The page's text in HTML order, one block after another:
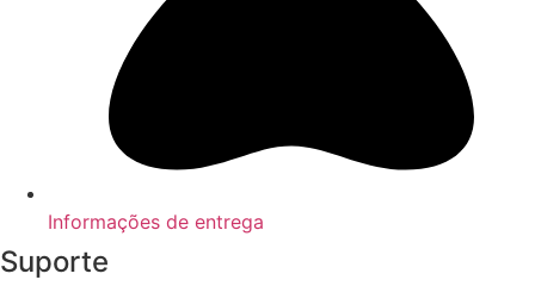
Informações de entrega
Suporte